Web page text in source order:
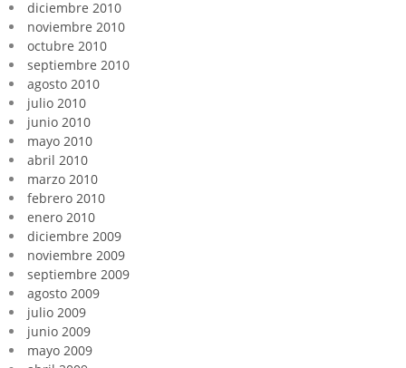
diciembre 2010
noviembre 2010
octubre 2010
septiembre 2010
agosto 2010
julio 2010
junio 2010
mayo 2010
abril 2010
marzo 2010
febrero 2010
enero 2010
diciembre 2009
noviembre 2009
septiembre 2009
agosto 2009
julio 2009
junio 2009
mayo 2009